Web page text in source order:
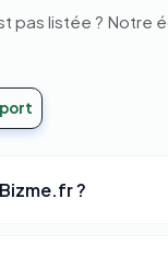
pas listée ? Notre
?